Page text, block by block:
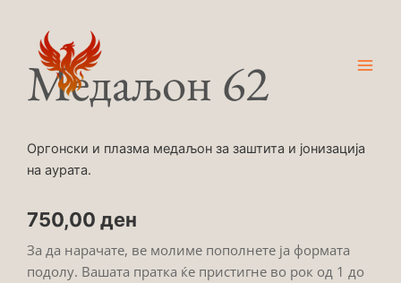
contentМедаљон 62
Оргонски и плазма медаљон за заштита и јонизација
на аурата.
750,00 ден
За да нарачате, ве молиме пополнете ја формата
подолу. Вашата пратка ќе пристигне во рок од 1 до